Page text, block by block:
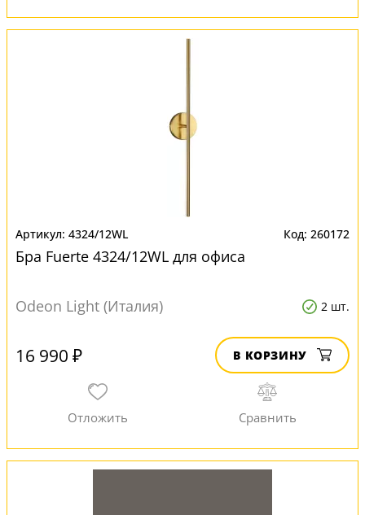
4324/12WL 260172
Бра Fuerte 4324/12WL для офиса
Odeon Light (Италия) 2 шт.
16 990 ₽ В КОРЗИНУ